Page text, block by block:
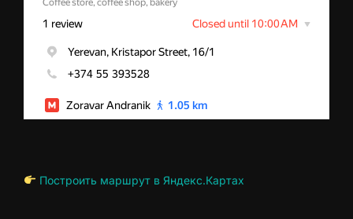
Построить маршрут в Яндекс.Картах